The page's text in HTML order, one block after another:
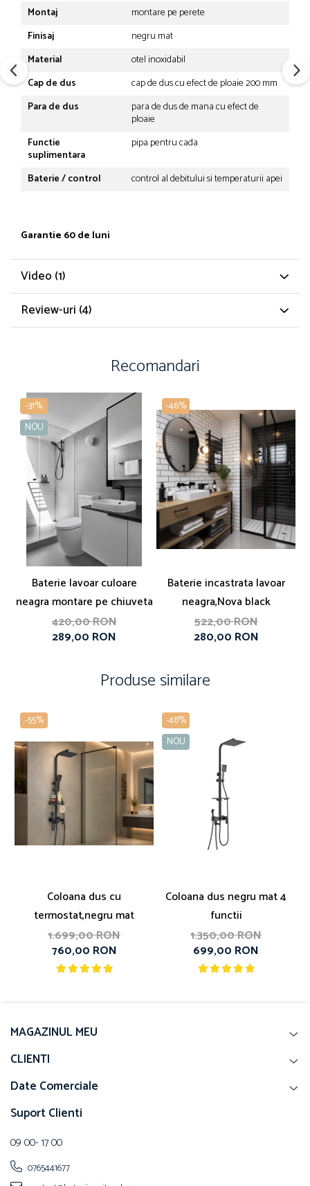
Montaj
montare pe perete
Finisaj
negru mat
Material
otel inoxidabil
Cap de dus
cap de dus cu efect de ploaie 200 mm
Para de dus
para de dus de mana cu efect de
ploaie
Functie
suplimentara
pipa pentru cada
Baterie / control control al debitului si temperaturii apei
Garantie 60 de luni
Video (1)
Review-uri (4)
Recomandari
-31%
NOU
Baterie lavoar culoare
neagra montare pe chiuveta
420,00 RON
289,00 RON
-46%
Baterie incastrata lavoar
neagra,Nova black
522,00 RON
280,00 RON
Produse similare
-55%
Coloana dus cu
termostat,negru mat
1.699,00 RON
760,00 RON
-48%
NOU
Coloana dus negru mat 4
functii
1.350,00 RON
699,00 RON
MAGAZINUL MEU
CLIENTI
Date Comerciale
Suport Clienti
09 00- 17 00
0765441677